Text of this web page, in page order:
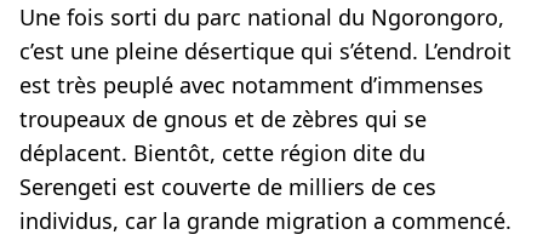
Une fois sorti du parc national du Ngorongoro,
c’est une pleine désertique qui s’étend. L’endroit
est très peuplé avec notamment d’immenses
troupeaux de gnous et de zèbres qui se
déplacent. Bientôt, cette région dite du
Serengeti est couverte de milliers de ces
individus, car la grande migration a commencé.